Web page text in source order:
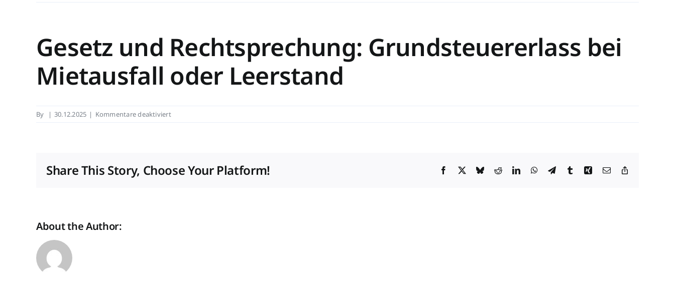
Gesetz und Rechtsprechung: Grundsteuererlass bei
Mietausfall oder Leerstand
By | 30.12.2025 | Kommentare deaktiviertfür
bei
Share This Story, Choose Your Platform! Facebook
X BlueskyRedditLinkedInWhatsApp
TelegramTumblrXing Email
About the Author: